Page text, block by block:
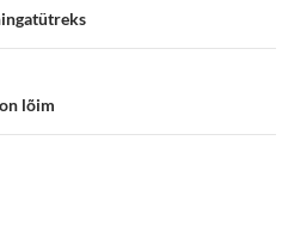
lõim